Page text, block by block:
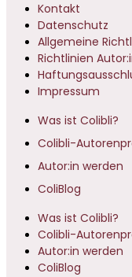
Kontakt
Datenschutz
Allgemeine
Richtlinien
Impressum
Was ist Colibli?
Colibli-
Autor:in werden
ColiBlog
Was ist Colibli?
Colibli-
Autor:in werden
ColiBlog